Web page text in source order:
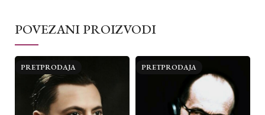
POVEZANI PROIZVODI
PRETPRODAJA PRETPRODAJA